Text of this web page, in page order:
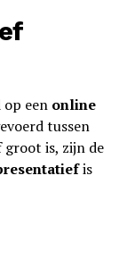
op een online
tussen
groot is, zijn de
is